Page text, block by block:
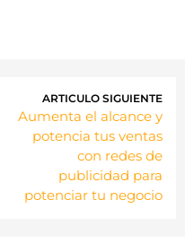
ARTICULO SIGUIENTE
Aumenta el alcance y
potencia tus ventas
con redes de
publicidad para
potenciar tu negocio